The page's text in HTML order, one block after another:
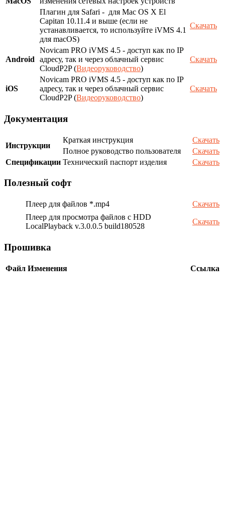
Плагин для Safari - для Mac OS X El
Capitan 10.11.4 и выше (если не
устанавливается, то используйте iVMS 4.1
для macOS)
Скачать
Android
Novicam PRO iVMS 4.5 - доступ как по IP
адресу, так и через облачный сервис
CloudP2P (Видеоруководство)
Скачать
iOS
Novicam PRO iVMS 4.5 - доступ как по IP
адресу, так и через облачный сервис
CloudP2P (Видеоруководство)
Скачать
Документация
Инструкции
Краткая инструкция
Скачать
Полное руководство пользователя
Скачать
Спецификации Технический паспорт изделия Скачать
Полезный софт
Плеер для файлов *.mp4
Скачать
Плеер для просмотра файлов с HDD
LocalPlayback v.3.0.0.5 build180528
Скачать
Прошивка
Файл Изменения Ссылка